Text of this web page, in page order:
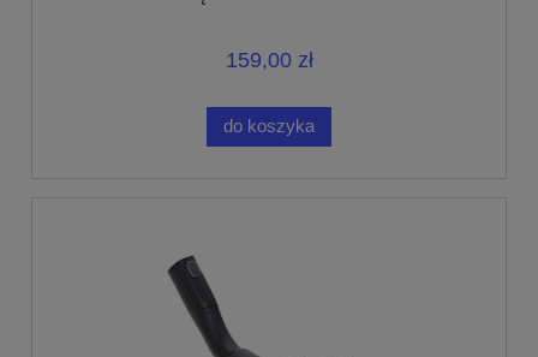
159,00 zł
do koszyka